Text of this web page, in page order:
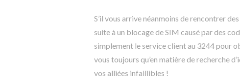
S’il vous arrive néanmoins de rencontrer
suite à un blocage de SIM causé par des
simplement le service client au 3244 pour
vous toujours qu’en matière de recherche
vos alliées infaillibles !